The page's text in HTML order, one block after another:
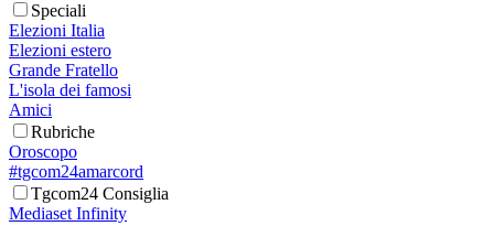
Speciali
Elezioni Italia
Elezioni estero
Grande Fratello
L'isola dei famosi
Amici
Rubriche
Oroscopo
#tgcom24amarcord
Tgcom24 Consiglia
Mediaset Infinity